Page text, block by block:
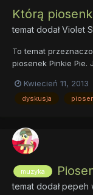
Którą
temat dodałViolet
To temat
piosenek Pinkie Pie.
My Little Pony. Wy
różowego kuca
Kwiecień 11, 2013
dyskusja
muzyka
temat dodałpepeh